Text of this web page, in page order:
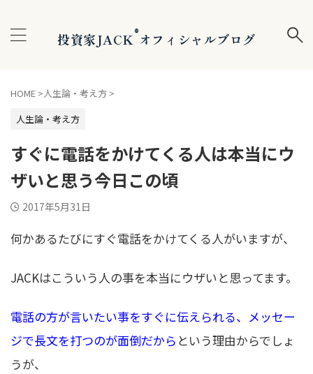
投資家JACK®オフィシャルブログ
HOME >人生論・考え方 >
人生論・考え方
すぐに電話をかけてくる人は本当にウ
ザいと思う今日この頃
2017年5月31日
何かあるたびにすぐ電話をかけてくる人がいますが、
JACKはこういう人の事を本当にウザいと思ってます。
電話の方が言いたい事をすぐに伝えられる、メッセー
ジで長文を打つのが面倒だから という理由からでしょ
うが、